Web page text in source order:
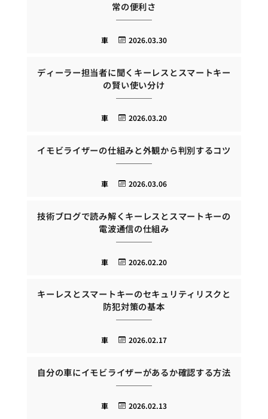
常の便利さ
2026.03.30
車
ディーラー担当者に聞くキーレスとスマートキー
の賢い使い分け
2026.03.20
車
イモビライザーの仕組みと外観から判別するコツ
2026.03.06
車
技術ブログで読み解くキーレスとスマートキーの
電波通信の仕組み
2026.02.20
車
キーレスとスマートキーのセキュリティリスクと
防犯対策の基本
2026.02.17
車
自分の車にイモビライザーがあるか確認する方法
2026.02.13
車